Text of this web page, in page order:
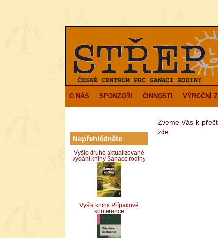
O NÁS SPONZOŘI ČINNOSTI VÝROČNÍ
Nepřehlédněte
Vyšlo druhé aktualizované
vydání knihy Sanace rodiny
Vyšla kniha Případové
konference
Zveme Vás k
zde